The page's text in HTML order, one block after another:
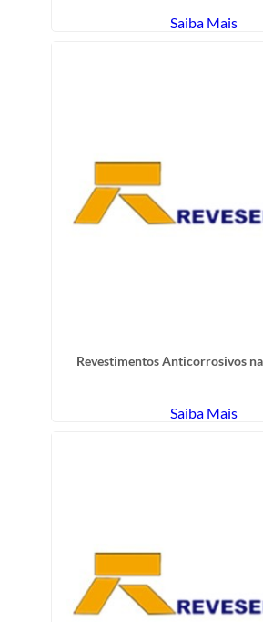
Saiba Mais
Revestimentos Anticorrosivos
Saiba Mais